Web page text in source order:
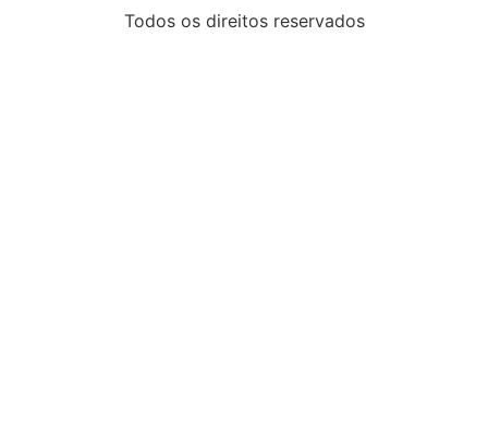
Todos os direitos reservados